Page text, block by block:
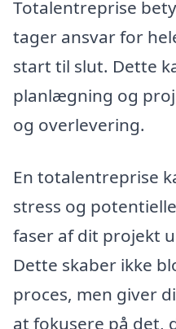
Totalentreprise
tager ansvar for
start til slut. Dette
planlægning og
og overlevering.
En totalentreprise
stress og
faser af dit projekt
Dette skaber ikke
proces, men giver
at fokusere på det,